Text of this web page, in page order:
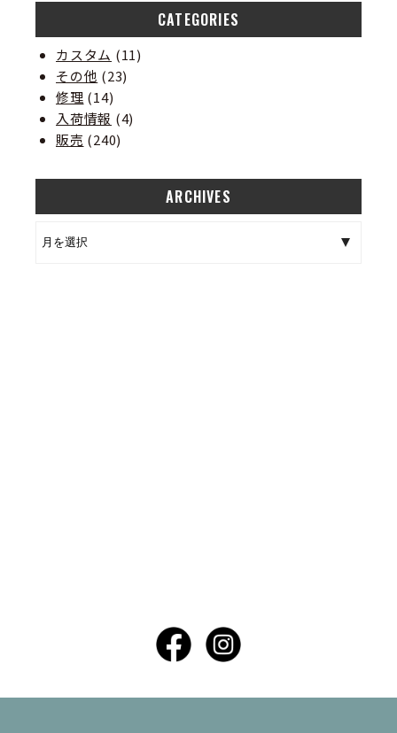
CATEGORIES
カスタム (11)
その他 (23)
修理 (14)
入荷情報 (4)
販売 (240)
ARCHIVES